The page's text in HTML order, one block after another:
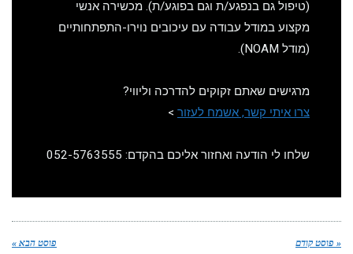
(טיפול גם בנפגע/ת וגם בפוגע/ת). מכשירה אנשי
מקצוע במודל עבודה עם עיכובים נוירו-התפתחותיים
(מודל NOAM).
מרגישים שאתם זקוקים להדרכה וליווי?
צרו איתי קשר, אשמח לעזור >
שלחו לי הודעה ואחזור אליכם בהקדם: 052-5763555
« פוסט קודם פוסט הבא »